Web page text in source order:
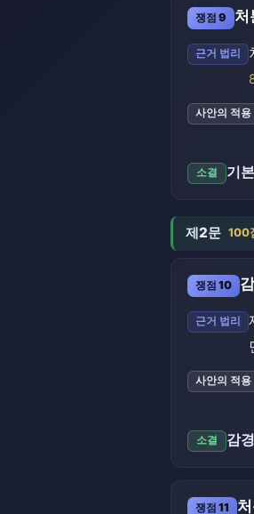
쟁점 9 처
근거 법리
사안의 적용
소결 기
제2문 100
쟁점 10
근거 법리
사안의 적용
소결 감
쟁점 11